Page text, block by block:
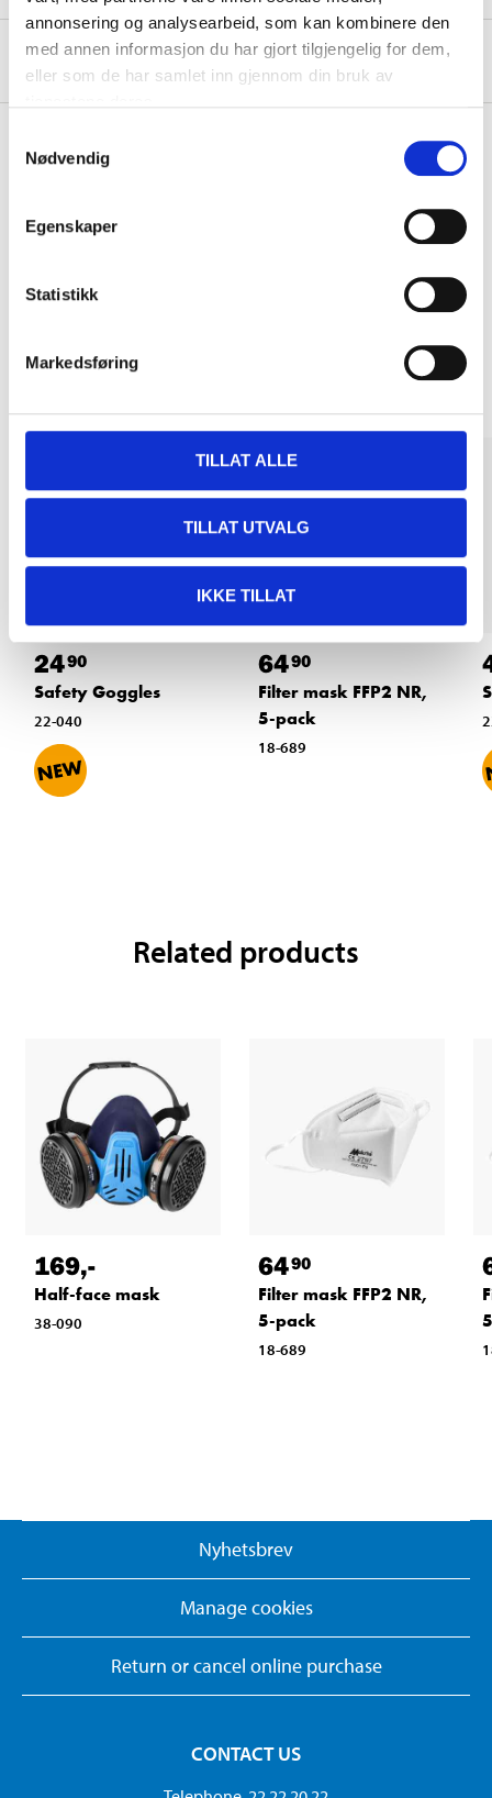
annonsering og analysearbeid, som kan kombinere den
med annen informasjon du har gjort tilgjengelig for dem,
eller som de har samlet inn gjennom din bruk av
Nødvendig
Egenskaper
Statistikk
Markedsføring
TILLAT ALLE
TILLAT UTVALG
IKKE TILLAT
About the manufacturer
Pay & Collect in your local store within 2 hours!
Other customers also bought
2490
Safety Goggles
22-040
6490
Filter mask FFP2 NR,
5-pack
18-689
Related products
169,-
Half-face mask
38-090
6490
Filter mask FFP2 NR,
5-pack
18-689
Nyhetsbrev
Manage cookies
Return or cancel online purchase
CONTACT US